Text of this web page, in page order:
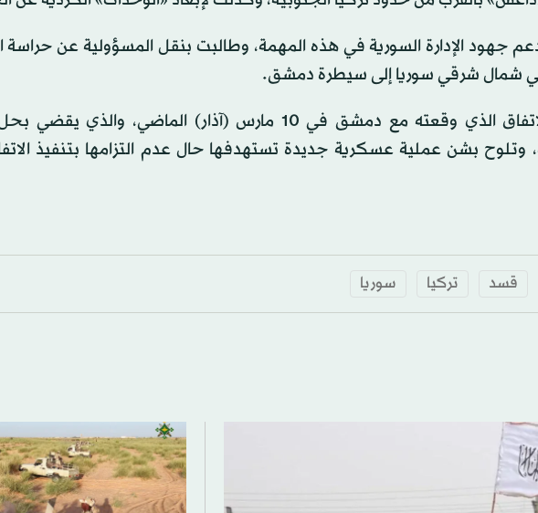
جهود الإدارة السورية في هذه المهمة، وطالبت بنقل المسؤولية عن
شمال شرقي سوريا إلى سيطرة دمشق.
وتتهم تركيا «قسد» بعدم الالتزام بالاتفاق الذي وقعته مع دمشق في 10 مارس (آذار) الماضي،
وتلوح بشن عملية عسكرية جديدة تستهدفها حال عدم التزامها بتنفيذ
قسد تركيا سوريا